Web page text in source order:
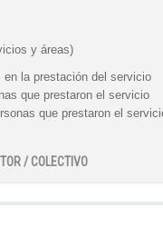
y áreas)
la prestación del servicio
que prestaron el servicio
que prestaron el
/ COLECTIVO